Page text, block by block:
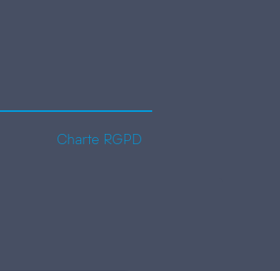
Charte RGPD